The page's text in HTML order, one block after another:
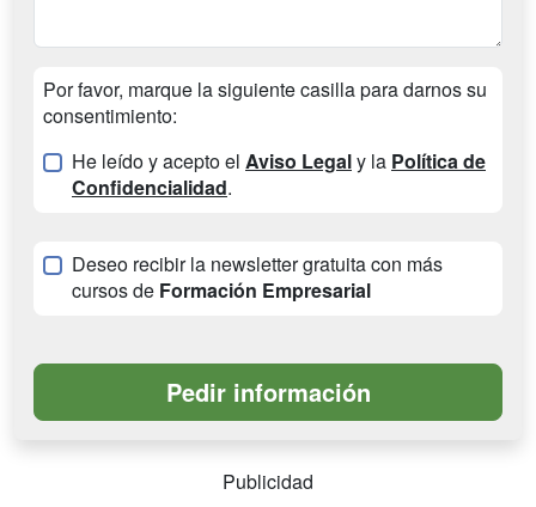
Por favor, marque la siguiente casilla para darnos su
consentimiento:
He leído y acepto el Aviso Legaly la Política de
Confidencialidad.
Deseo recibir la newsletter gratuita con más
cursos de Formación Empresarial
Publicidad